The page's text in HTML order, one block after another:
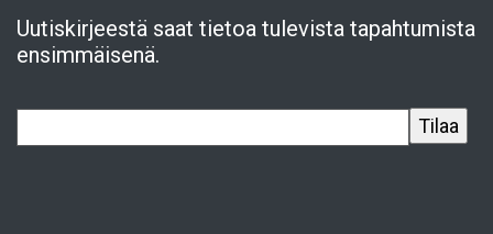
Uutiskirjeestä saat tietoa tulevista tapahtumista
ensimmäisenä.